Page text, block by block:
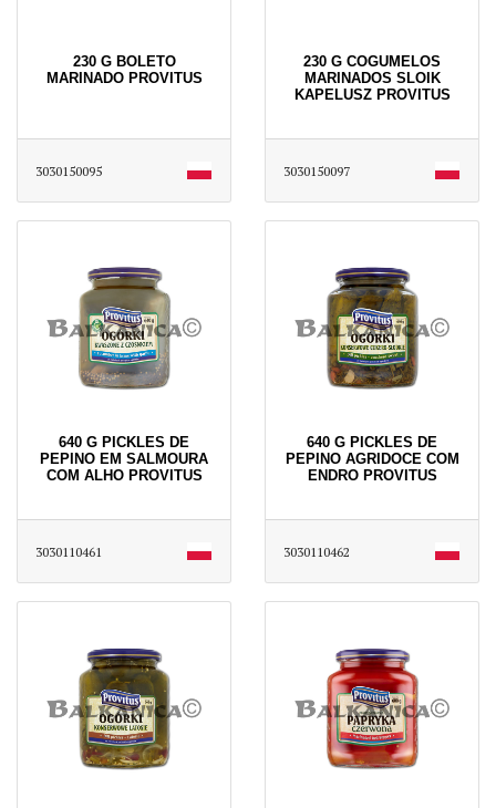
230 G BOLETO
MARINADO PROVITUS
3030150095
230 G COGUMELOS
MARINADOS SLOIK
KAPELUSZ PROVITUS
3030150097
640 G PICKLES DE
PEPINO EM SALMOURA
COM ALHO PROVITUS
3030110461
640 G PICKLES DE
PEPINO AGRIDOCE COM
ENDRO PROVITUS
3030110462